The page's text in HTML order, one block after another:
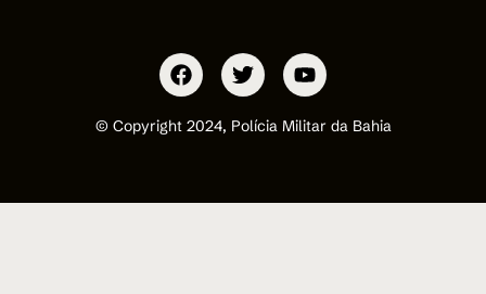
© Copyright 2024, Polícia Militar da Bahia